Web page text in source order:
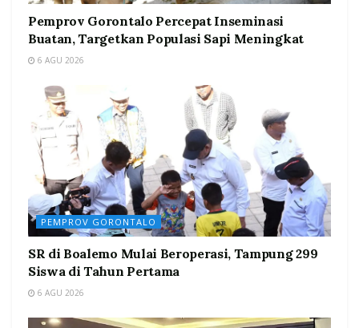
Pemprov Gorontalo Percepat Inseminasi
Buatan, Targetkan Populasi Sapi Meningkat
6 AGU 2026
PEMPROV GORONTALO
SR di Boalemo Mulai Beroperasi, Tampung 299
Siswa di Tahun Pertama
6 AGU 2026